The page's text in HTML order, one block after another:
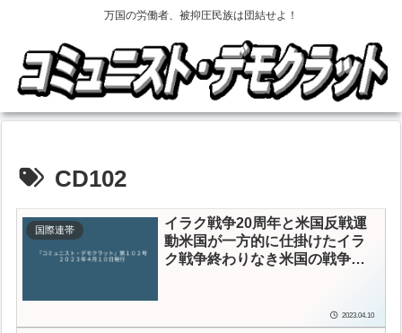
万国の労働者、被抑圧民族は団結せよ！
CD102
国際連帯
イラク戦争20周年と米国反戦運
動米国が一方的に仕掛けたイラ
ク戦争終わりなき米国の戦争に
2023.04.10